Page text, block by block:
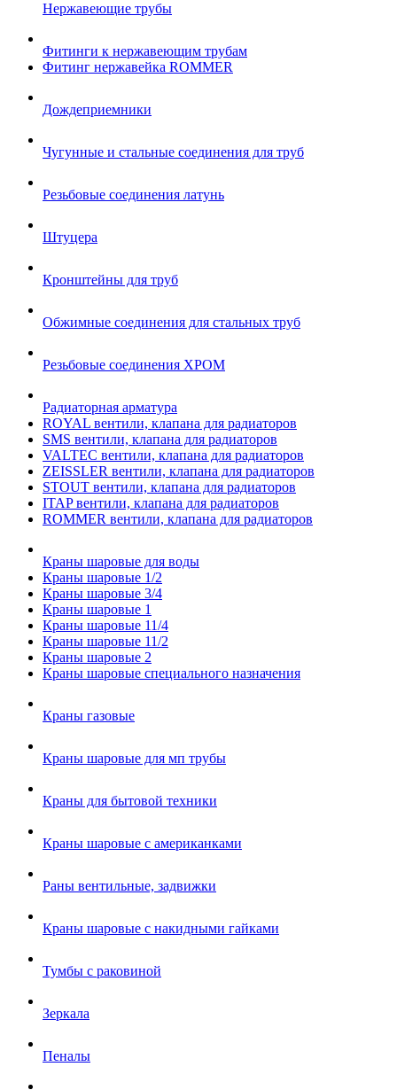
Нержавеющие трубы
Фитинги к нержавеющим трубам
Фитинг нержавейка ROMMER
Дождеприемники
Чугунные и стальные соединения для труб
Резьбовые соединения латунь
Штуцера
Кронштейны для труб
Обжимные соединения для стальных труб
Резьбовые соединения ХРОМ
Радиаторная арматура
ROYAL вентили, клапана для радиаторов
SMS вентили, клапана для радиаторов
VALTEC вентили, клапана для радиаторов
ZEISSLER вентили, клапана для радиаторов
STOUT вентили, клапана для радиаторов
ITAP вентили, клапана для радиаторов
ROMMER вентили, клапана для радиаторов
Краны шаровые для воды
Краны шаровые 1/2
Краны шаровые 3/4
Краны шаровые 1
Краны шаровые 11/4
Краны шаровые 11/2
Краны шаровые 2
Краны шаровые специального назначения
Краны газовые
Краны шаровые для мп трубы
Краны для бытовой техники
Краны шаровые с американками
Раны вентильные, задвижки
Краны шаровые с накидными гайками
Тумбы с раковиной
Зеркала
Пеналы